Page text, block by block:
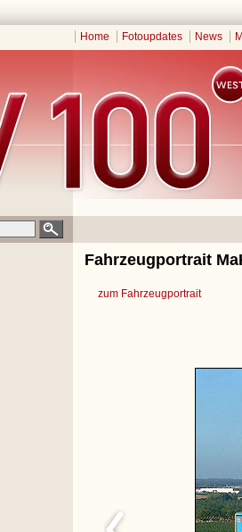
Home Fotoupdates News
Fahrzeugportrait
zum Fahrzeugportrait